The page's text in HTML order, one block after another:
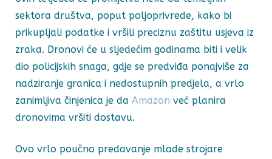
sektora društva, poput poljoprivrede, kako bi
prikupljali podatke i vršili preciznu zaštitu usjeva iz
zraka. Dronovi će u sljedećim godinama biti i velik
dio policijskih snaga, gdje se predviđa ponajviše za
nadziranje granica i nedostupnih predjela, a vrlo
zanimljiva činjenica je da Amazon već planira
dronovima vršiti dostavu.
Ovo vrlo poučno predavanje mlade strojare